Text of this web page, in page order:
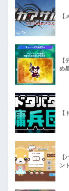
【
【
め
【
【
ン